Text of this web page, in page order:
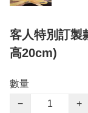
客人特別訂製
高20cm)
數量
−
+